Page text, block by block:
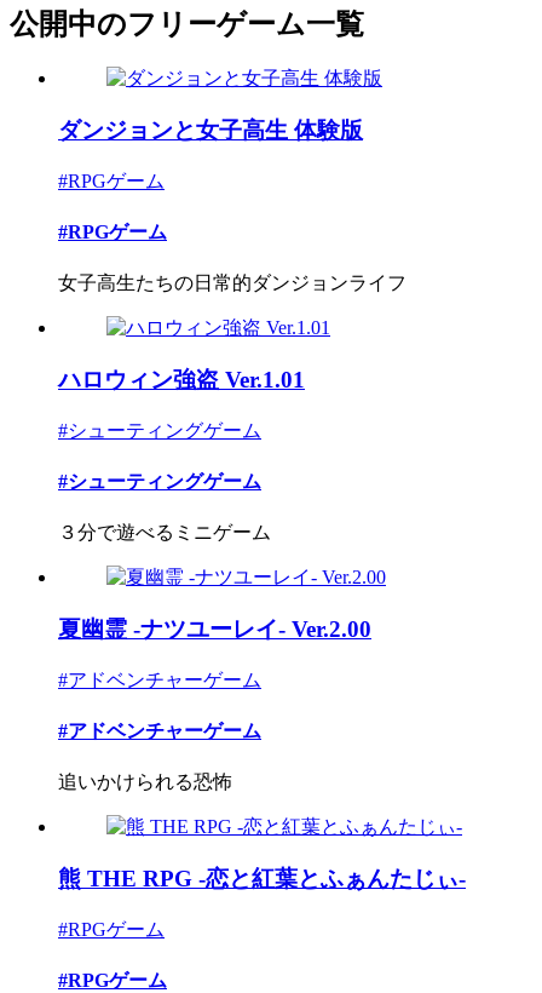
公開中のフリーゲーム一覧
ダンジョンと女子高生 体験版
#RPGゲーム
#RPGゲーム
女子高生たちの日常的ダンジョンライフ
ハロウィン強盗 Ver.1.01
#シューティングゲーム
#シューティングゲーム
３分で遊べるミニゲーム
夏幽霊 -ナツユーレイ- Ver.2.00
#アドベンチャーゲーム
#アドベンチャーゲーム
追いかけられる恐怖
熊 THE RPG -恋と紅葉とふぁんたじぃ-
#RPGゲーム
#RPGゲーム